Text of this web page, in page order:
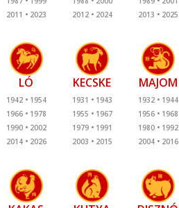
2011
2023
2012
2024
2013
2025
LÓ
1942
1954
1966
1978
1990
2002
2014
2026
KECSKE
1931
1943
1955
1967
1979
1991
2003
2015
MAJOM
1932
1944
1956
1968
1980
1992
2004
2016